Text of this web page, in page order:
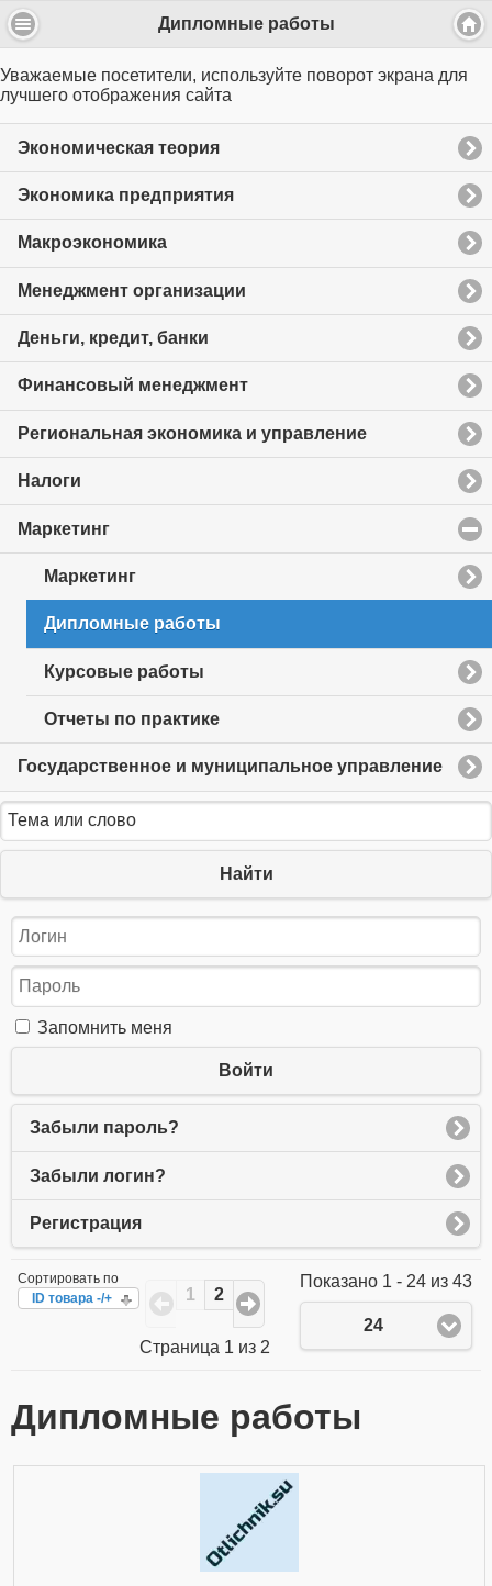
Дипломные работы
Уважаемые посетители, используйте поворот экрана для
лучшего отображения сайта
Экономическая теория
Экономика предприятия
Макроэкономика
Менеджмент организации
Деньги, кредит, банки
Финансовый менеджмент
Региональная экономика и управление
Налоги
Маркетинг
to
collapse
Маркетинг
Дипломные работы
Курсовые работы
Отчеты по практике
Государственное и муниципальное управление
Найти
Запомнить меня
Войти
Забыли пароль?
Забыли логин?
Регистрация
Сортировать по
ID товара -/+
1 2
Страница 1 из 2
Показано 1 - 24 из 43
24
Дипломные работы